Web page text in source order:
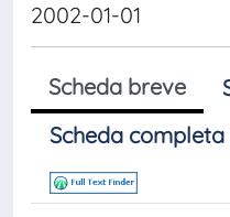
2002-01-01
Scheda breve
Scheda completa